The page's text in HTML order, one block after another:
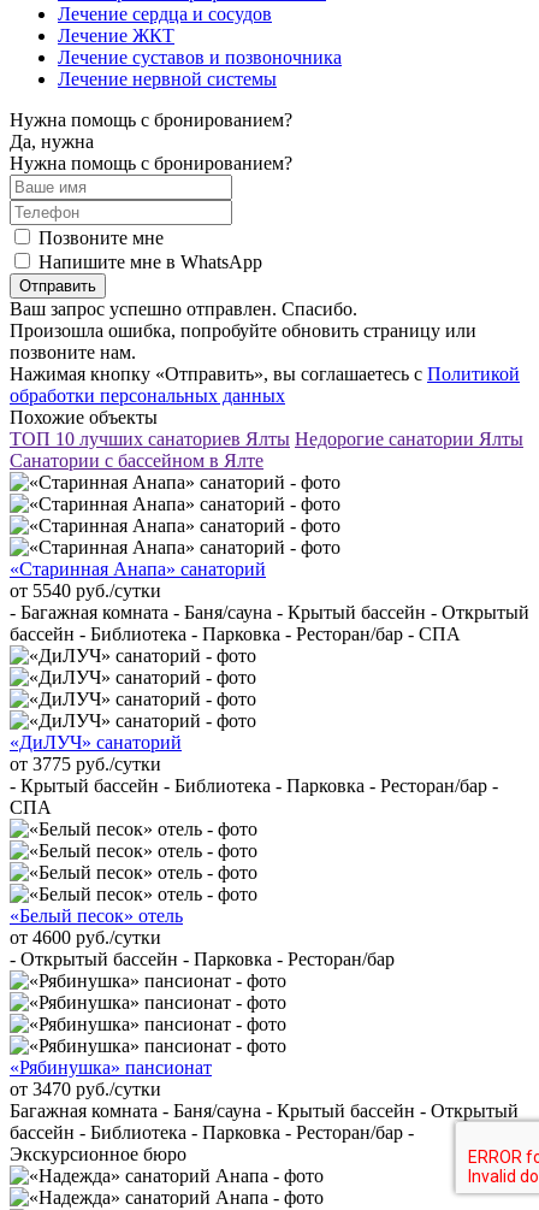
Лечение сердца и сосудов
Лечение ЖКТ
Лечение суставов и позвоночника
Лечение нервной системы
Нужна помощь с бронированием?
Да, нужна
Нужна помощь с бронированием?
Позвоните мне
Напишите мне в WhatsApp
Отправить
Ваш запрос успешно отправлен. Спасибо.
Произошла ошибка, попробуйте обновить страницу или
позвоните нам.
Нажимая кнопку «Отправить», вы соглашаетесь с Политикой
обработки персональных данных
Похожие объекты
ТОП 10 лучших санаториев Ялты Недорогие санатории Ялты
Санатории с бассейном в Ялте
«Старинная Анапа» санаторий
от 5540 руб./сутки
- Багажная комната - Баня/сауна - Крытый бассейн - Открытый
бассейн - Библиотека - Парковка - Ресторан/бар - СПА
«ДиЛУЧ» санаторий
от 3775 руб./сутки
- Крытый бассейн - Библиотека - Парковка - Ресторан/бар -
СПА
«Белый песок» отель
от 4600 руб./сутки
- Открытый бассейн - Парковка - Ресторан/бар
«Рябинушка» пансионат
от 3470 руб./сутки
Багажная комната - Баня/сауна - Крытый бассейн - Открытый
бассейн - Библиотека - Парковка - Ресторан/бар -
Экскурсионное бюро